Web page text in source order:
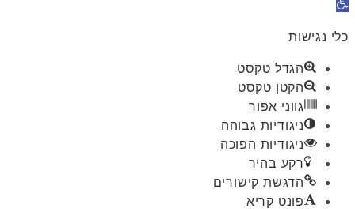
פתח
נגישות
כלי נגישות
הגדל טקסט
הקטן טקסט
גווני אפור
ניגודיות גבוהה
ניגודיות הפוכה
רקע בהיר
הדגשת קישורים
פונט קריא